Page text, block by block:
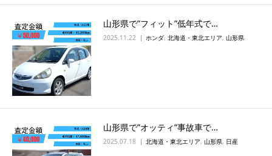
山形県で”フィット”低年式で…
2025.11.22 ホンダ, 北海道・東北エリア, 山形県
山形県で”オッティ”事故車で…
2025.07.18 北海道・東北エリア, 山形県, 日産